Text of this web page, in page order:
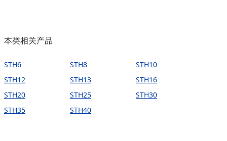
本类相关产品
STH6 STH8
STH10
STH12
STH13
STH16
STH20
STH25
STH30
STH35
STH40